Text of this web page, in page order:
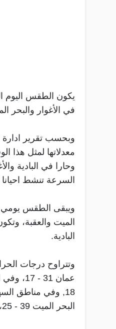
يكون الطقس اليوم
في الأغوار والبحر
وبحسب تقرير ادارة
وحارا في البادية
السرعة تنشط
ويبقى الطقس يومي
الميت والعقبة،
البادية.
البحر الميت 39 - 25، وفي خليج العقبة 40 - 25 درجة مئوية.